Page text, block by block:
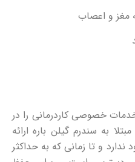
مغز و اعصاب
خصوصی کاردرمانی را در
به سندرم گیلن باره ارائه
و تا زمانی که به حداکثر